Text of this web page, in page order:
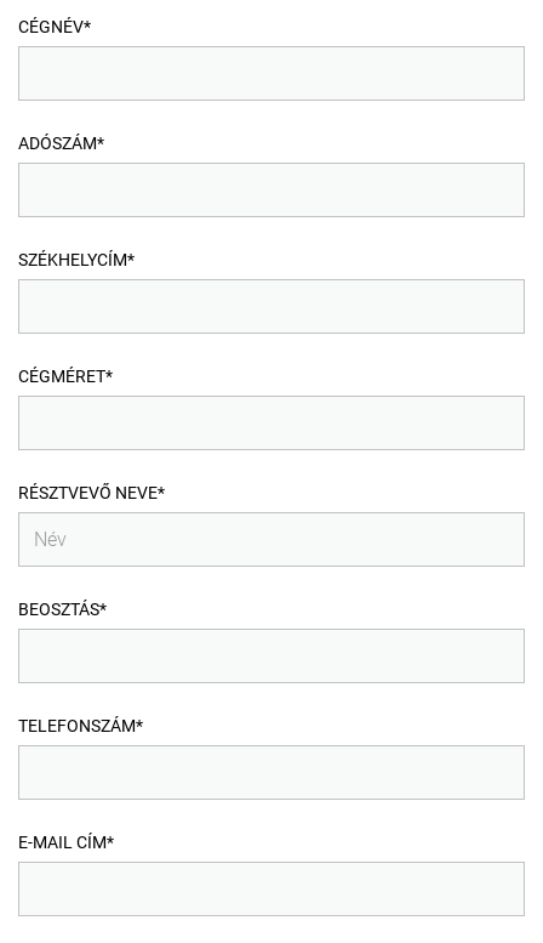
CÉGNÉV*
ADÓSZÁM*
SZÉKHELYCÍM*
CÉGMÉRET*
RÉSZTVEVŐ NEVE*
BEOSZTÁS*
TELEFONSZÁM*
E-MAIL CÍM*